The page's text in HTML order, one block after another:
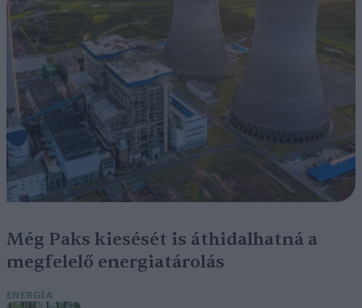
Még Paks kiesését is áthidalhatná a
megfelelő energiatárolás
ENERGIA